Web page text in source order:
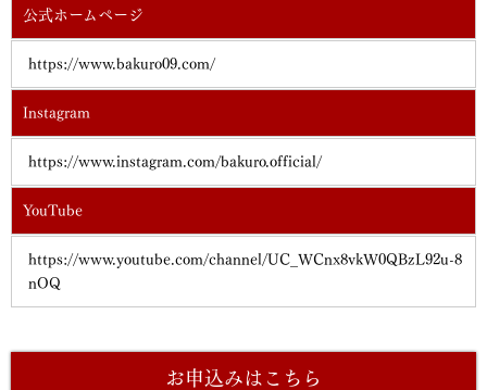
法令、規範の遵守と見直し
他規範を遵守するとともに、本ポリシーの内容を適宜見直し、そ
の改善に努めます。
公式ホームページ
https://www.bakuro09.com/
Instagram
https://www.instagram.com/bakuro.official/
YouTube
https://www.youtube.com/channel/UC_WCnx8vkW0QBzL92u-8
nOQ
お申込みはこちら